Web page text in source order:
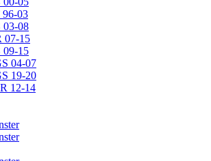
96-03
03-08
07-15
09-15
04-07
19-20
12-14